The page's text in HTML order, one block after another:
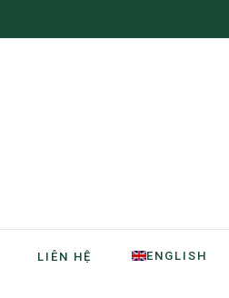
LIÊN HỆ ENGLISH